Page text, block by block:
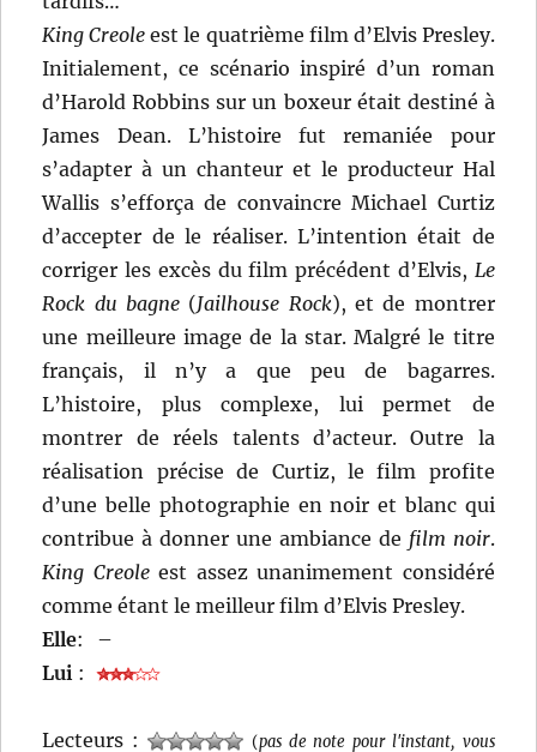
King Creole est le quatrième film d’Elvis Presley.
Initialement, ce scénario inspiré d’un roman
d’Harold Robbins sur un boxeur était destiné à
James Dean. L’histoire fut remaniée pour
s’adapter à un chanteur et le producteur Hal
Wallis s’efforça de convaincre Michael Curtiz
d’accepter de le réaliser. L’intention était de
corriger les excès du film précédent d’Elvis, Le
Rock du bagne(Jailhouse Rock), et de montrer
une meilleure image de la star. Malgré le titre
français, il n’y a que peu de bagarres.
L’histoire, plus complexe, lui permet de
montrer de réels talents d’acteur. Outre la
réalisation précise de Curtiz, le film profite
d’une belle photographie en noir et blanc qui
contribue à donner une ambiance de film noir.
King Creoleest assez unanimement considéré
comme étant le meilleur film d’Elvis Presley.
Elle:
–
Lui :
Lecteurs : (pas de note pour l'instant, vous